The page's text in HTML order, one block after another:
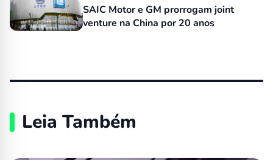
SAIC Motor e GM prorrogam joint
venture na China por 20 anos
Leia Também